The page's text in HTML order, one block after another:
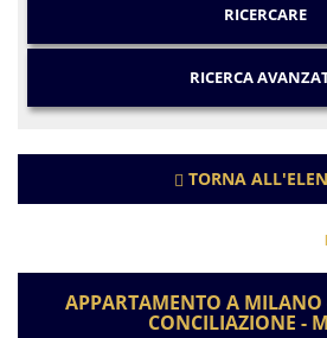
RICERCARE
RICERCA
TORNA
APPARTAMENTO A MILANO
CONCILIAZIONE -